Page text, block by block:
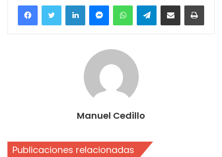
FacebookTwitter LinkedInMessengerWhatsAppTelegramCompartir por correo electrónico
Manuel Cedillo
Publicaciones relacionadas